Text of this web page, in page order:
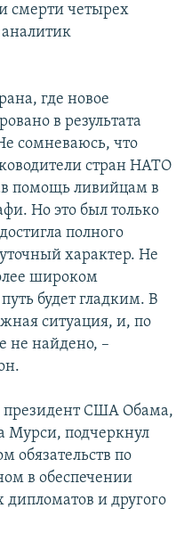
смерти четырех
где новое
в результата
сомневаюсь, что
стран НАТО
помощь ливийцам в
Но это был только
полного
характер. Не
широком
будет гладким. В
ситуация, и, по
не найдено, –
президент США Обама,
Мурси, подчеркнул
обязательств по
в обеспечении
дипломатов и другого